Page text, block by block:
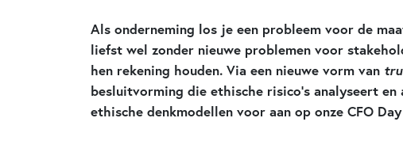
Als onderneming los je een probleem voor de
liefst wel zonder nieuwe problemen voor
hen rekening houden. Via een nieuwe vorm van
besluitvorming die ethische risico’s analyseert
ethische denkmodellen voor aan op onze CFO